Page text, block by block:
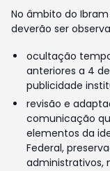
No âmbito do
deverão ser
ocultação
anteriores a 4
publicidade
revisão e
comunicação
elementos da
Federal,
administrativos,